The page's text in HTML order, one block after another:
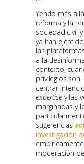
Yendo más
reforma y la
sociedad civil
ya han
las
a la
contexto,
privilegios son
centrar
expertise y las
marginadas y
sugerencias
investigación
moderación